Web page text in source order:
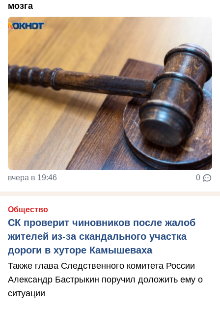
мозга
вчера в 19:46 0
Общество
СК проверит чиновников после жалоб
жителей из-за скандального участка
дороги в хуторе Камышеваха
Также глава Следственного комитета России
Александр Бастрыкин поручил доложить ему о
ситуации